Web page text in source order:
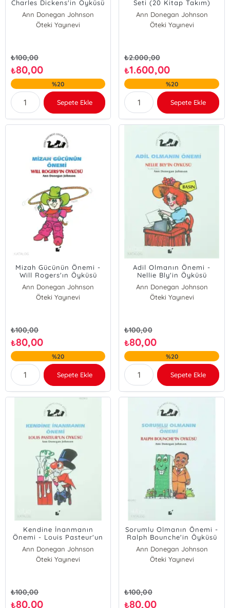
Charles Dickens'in Öyküsü
Ann Donegan Johnson
Öteki Yayınevi
₺100,00
₺80,00
%20
Sepete Ekle
Seti (20 Kitap Takım)
Ann Donegan Johnson
Öteki Yayınevi
₺2.000,00
₺1.600,00
%20
Sepete Ekle
Mizah Gücünün Önemi -
Will Rogers'ın Öyküsü
Ann Donegan Johnson
Öteki Yayınevi
₺100,00
₺80,00
%20
Sepete Ekle
Adil Olmanın Önemi -
Nellie Bly'in Öyküsü
Ann Donegan Johnson
Öteki Yayınevi
₺100,00
₺80,00
%20
Sepete Ekle
Kendine İnanmanın
Önemi - Louis Pasteur'un
Ann Donegan Johnson
Öteki Yayınevi
₺100,00
₺80,00
Sorumlu Olmanın Önemi -
Ralph Bounche'in Öyküsü
Ann Donegan Johnson
Öteki Yayınevi
₺100,00
₺80,00